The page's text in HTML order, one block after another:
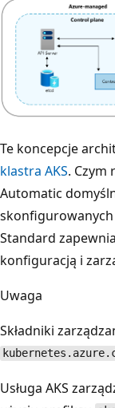
Te koncepcje
klastra AKS. Czym
Automatic
skonfigurowanych
Standard
konfiguracją i
Uwaga
Składniki
Usługa AKS